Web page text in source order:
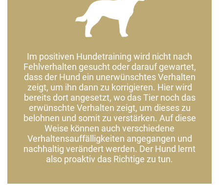
Im positiven Hundetraining wird nicht nach
Fehlverhalten gesucht oder darauf gewartet,
dass der Hund ein unerwünschtes Verhalten
zeigt, um ihn dann zu korrigieren. Hier wird
bereits dort angesetzt, wo das Tier noch das
erwünschte Verhalten zeigt, um dieses zu
belohnen und somit zu verstärken. Auf diese
Weise können auch verschiedene
Verhaltensauffälligkeiten angegangen und
nachhaltig verändert werden. Der Hund lernt
also proaktiv das Richtige zu tun.